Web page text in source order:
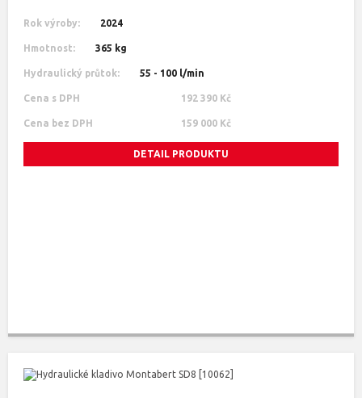
Rok výroby: 2024
Hmotnost: 365 kg
Hydraulický průtok: 55 - 100 l/min
Cena s DPH 192 390 Kč
Cena bez DPH 159 000 Kč
DETAIL PRODUKTU